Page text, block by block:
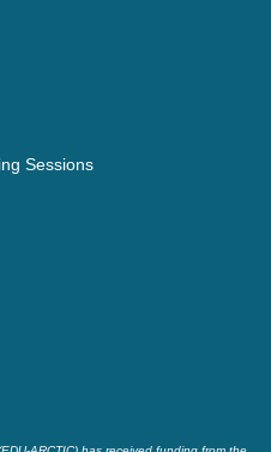
Sessions